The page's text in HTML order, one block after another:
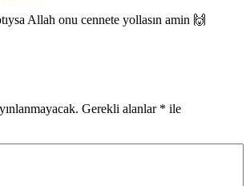
Allah onu cennete yollasın amin 🙌
Gerekli alanlar * ile